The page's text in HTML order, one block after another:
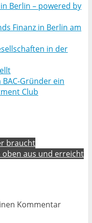
Berlin – powered by
Finanz in Berlin am
in der
Gründer ein
Club
braucht
oben aus und erreicht
Kommentar